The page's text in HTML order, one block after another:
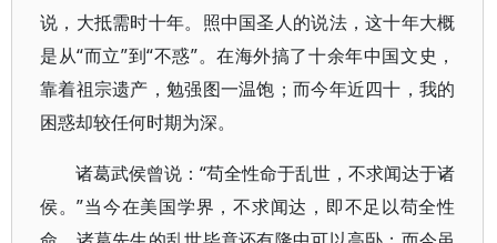
说，大抵需时十年。照中国圣人的说法，这十年大概
是从“而立”到“不惑”。在海外搞了十余年中国文史，
靠着祖宗遗产，勉强图一温饱；而今年近四十，我的
困惑却较任何时期为深。
诸葛武侯曾说：“苟全性命于乱世，不求闻达于诸
侯。”当今在美国学界，不求闻达，即不足以苟全性